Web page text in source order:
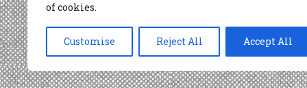
of cookies.
Customise Reject All Accept All